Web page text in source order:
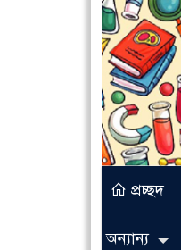
প্রচ্ছদ
অন্যান্য